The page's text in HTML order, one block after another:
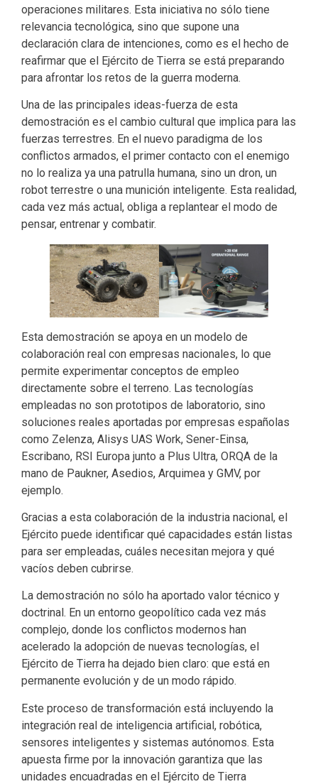
operaciones militares. Esta iniciativa no sólo tiene
relevancia tecnológica, sino que supone una
declaración clara de intenciones, como es el hecho de
reafirmar que el Ejército de Tierra se está preparando
para afrontar los retos de la guerra moderna.
Una de las principales ideas-fuerza de esta
demostración es el cambio cultural que implica para las
fuerzas terrestres. En el nuevo paradigma de los
conflictos armados, el primer contacto con el enemigo
no lo realiza ya una patrulla humana, sino un dron, un
robot terrestre o una munición inteligente. Esta realidad,
cada vez más actual, obliga a replantear el modo de
pensar, entrenar y combatir.
Esta demostración se apoya en un modelo de
colaboración real con empresas nacionales, lo que
permite experimentar conceptos de empleo
directamente sobre el terreno. Las tecnologías
empleadas no son prototipos de laboratorio, sino
soluciones reales aportadas por empresas españolas
como Zelenza, Alisys UAS Work, Sener-Einsa,
Escribano, RSI Europa junto a Plus Ultra, ORQA de la
mano de Paukner, Asedios, Arquimea y GMV, por
ejemplo.
Gracias a esta colaboración de la industria nacional, el
Ejército puede identificar qué capacidades están listas
para ser empleadas, cuáles necesitan mejora y qué
vacíos deben cubrirse.
La demostración no sólo ha aportado valor técnico y
doctrinal. En un entorno geopolítico cada vez más
complejo, donde los conflictos modernos han
acelerado la adopción de nuevas tecnologías, el
Ejército de Tierra ha dejado bien claro: que está en
permanente evolución y de un modo rápido.
Este proceso de transformación está incluyendo la
integración real de inteligencia artificial, robótica,
sensores inteligentes y sistemas autónomos. Esta
apuesta firme por la innovación garantiza que las
unidades encuadradas en el Ejército de Tierra